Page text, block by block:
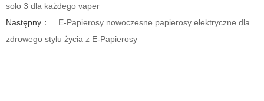
solo 3 dla każdego vaper
Następny：
E-Papierosy nowoczesne papierosy elektryczne dla
zdrowego stylu życia z E-Papierosy